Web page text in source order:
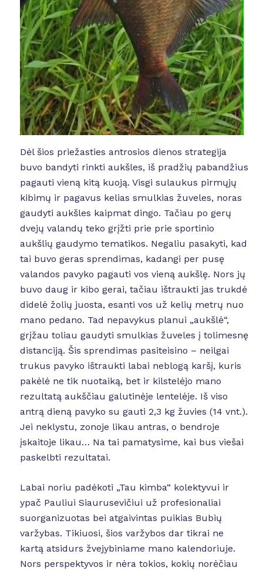
Dėl šios priežasties antrosios dienos strategija
buvo bandyti rinkti aukšles, iš pradžių pabandžius
pagauti vieną kitą kuoją. Visgi sulaukus pirmųjų
kibimų ir pagavus kelias smulkias žuveles, noras
gaudyti aukšles kaipmat dingo. Tačiau po gerų
dvejų valandų teko grįžti prie prie sportinio
aukšlių gaudymo tematikos. Negaliu pasakyti, kad
tai buvo geras sprendimas, kadangi per pusę
valandos pavyko pagauti vos vieną aukšlę. Nors jų
buvo daug ir kibo gerai, tačiau ištraukti jas trukdė
didelė žolių juosta, esanti vos už kelių metrų nuo
mano pedano. Tad nepavykus planui „aukšlė“,
grįžau toliau gaudyti smulkias žuveles į tolimesnę
distanciją. Šis sprendimas pasiteisino – neilgai
trukus pavyko ištraukti labai neblogą karšį, kuris
pakėlė ne tik nuotaiką, bet ir kilstelėjo mano
rezultatą aukščiau galutinėje lentelėje. Iš viso
antrą dieną pavyko su gauti 2,3 kg žuvies (14 vnt.).
Jei neklystu, zonoje likau antras, o bendroje
įskaitoje likau… Na tai pamatysime, kai bus viešai
paskelbti rezultatai.
Labai noriu padėkoti „Tau kimba“ kolektyvui ir
ypač Pauliui Siaurusevičiui už profesionaliai
suorganizuotas bei atgaivintas puikias Bubių
varžybas. Tikiuosi, šios varžybos dar tikrai ne
kartą atsidurs žvejybiniame mano kalendoriuje.
Nors perspektyvos ir nėra tokios, kokių norėčiau